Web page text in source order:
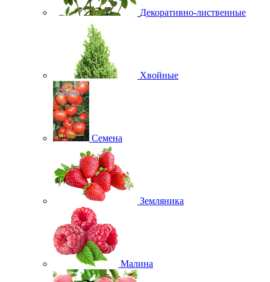
Декоративно-лиственные
Хвойные
Семена
Земляника
Малина